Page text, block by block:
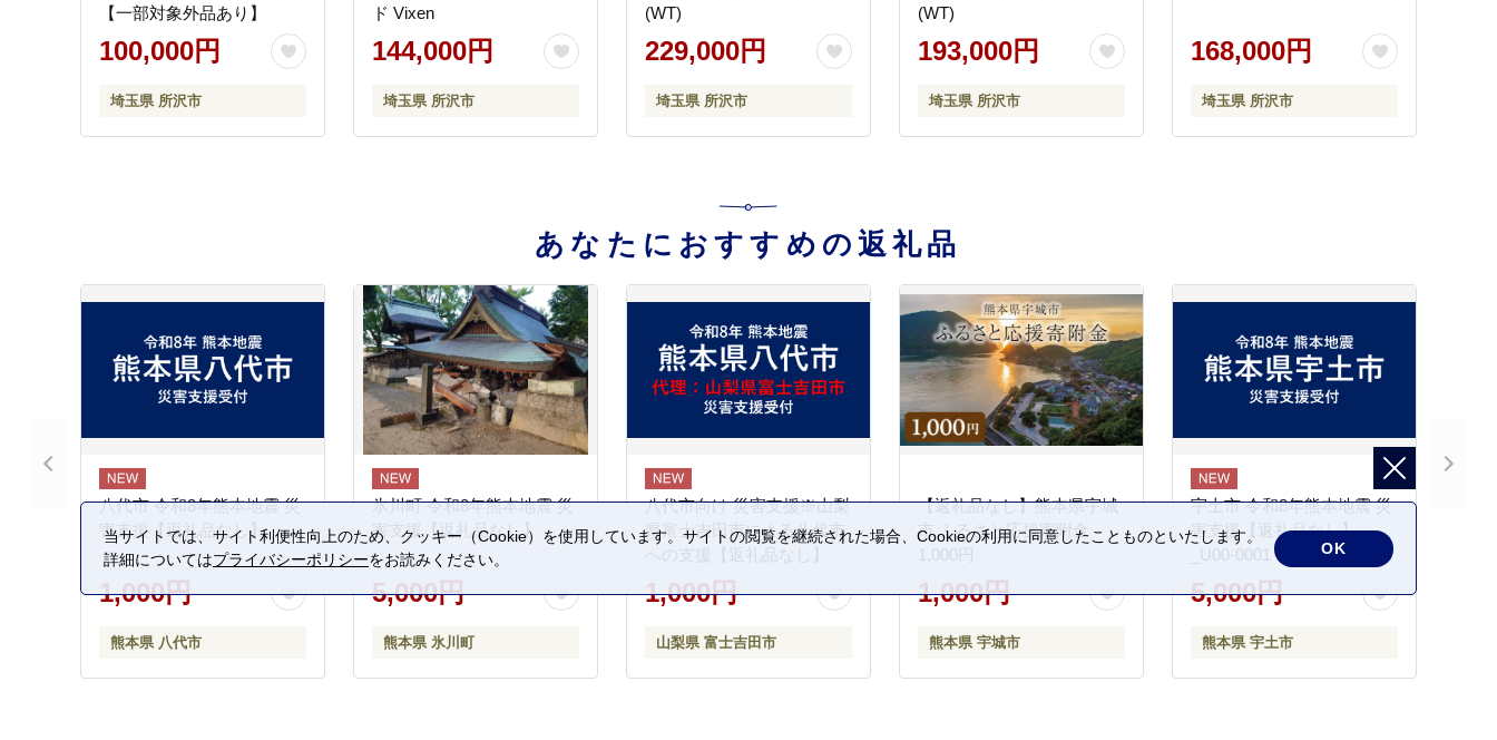
【一部対象外品あり】
100,000円
埼玉県 所沢市
ド Vixen
144,000円
埼玉県 所沢市
(WT)
229,000円
埼玉県 所沢市
(WT)
193,000円
埼玉県 所沢市
168,000円
埼玉県 所沢市
あなたにおすすめの返礼品
八代市 令和8年熊本地震 災
害支援【返礼品なし】
1,000円
熊本県 八代市
氷川町 令和8年熊本地震 災
害支援【返礼品なし】
5,000円
熊本県 氷川町
八代市向け 災害支援※山梨
県富士吉田市による八代市
への支援【返礼品なし】
1,000円
山梨県 富士吉田市
【返礼品なし】熊本県宇城
市 ふるさと応援寄附金
1,000円
1,000円
熊本県 宇城市
宇土市 令和8年熊本地震 災
害支援【返礼品なし】
_U00-0001
5,000円
熊本県 宇土市
当サイトでは、サイト利便性向上のため、クッキー（Cookie）を使用しています。サイトの閲覧を継続された場合、Cookieの利用に同意したことものといたします。
詳細についてはプライバシーポリシーをお読みください。
OK